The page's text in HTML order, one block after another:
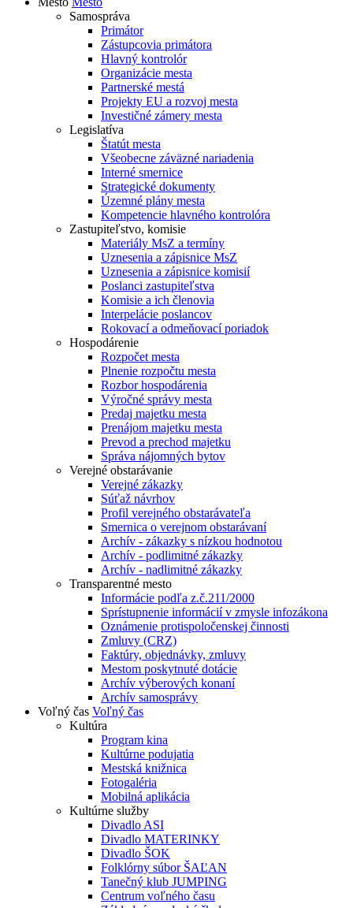
Samospráva
Primátor
Zástupcovia primátora
Hlavný kontrolór
Organizácie mesta
Partnerské mestá
Projekty EU a rozvoj mesta
Investičné zámery mesta
Legislatíva
Štatút mesta
Všeobecne záväzné nariadenia
Interné smernice
Strategické dokumenty
Územné plány mesta
Kompetencie hlavného kontrolóra
Zastupiteľstvo, komisie
Materiály MsZ a termíny
Uznesenia a zápisnice MsZ
Uznesenia a zápisnice komisií
Poslanci zastupiteľstva
Komisie a ich členovia
Interpelácie poslancov
Rokovací a odmeňovací poriadok
Hospodárenie
Rozpočet mesta
Plnenie rozpočtu mesta
Rozbor hospodárenia
Výročné správy mesta
Predaj majetku mesta
Prenájom majetku mesta
Prevod a prechod majetku
Správa nájomných bytov
Verejné obstarávanie
Verejné zákazky
Súťaž návrhov
Profil verejného obstarávateľa
Smernica o verejnom obstarávaní
Archív - zákazky s nízkou hodnotou
Archív - podlimitné zákazky
Archív - nadlimitné zákazky
Transparentné mesto
Informácie podľa z.č.211/2000
Sprístupnenie informácií v zmysle infozákona
Oznámenie protispoločenskej činnosti
Zmluvy (CRZ)
Faktúry, objednávky, zmluvy
Mestom poskytnuté dotácie
Archív výberových konaní
Archív samosprávy
Voľný čas Voľný čas
Kultúra
Program kina
Kultúrne podujatia
Mestská knižnica
Fotogaléria
Mobilná aplikácia
Kultúrne služby
Divadlo ASI
Divadlo MATERINKY
Divadlo ŠOK
Folklórny súbor ŠAĽAN
Tanečný klub JUMPING
Centrum voľného času